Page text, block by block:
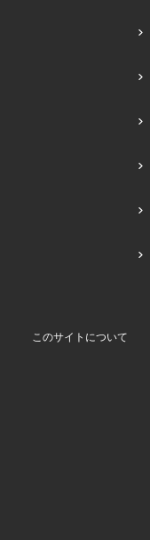
このサイトについて